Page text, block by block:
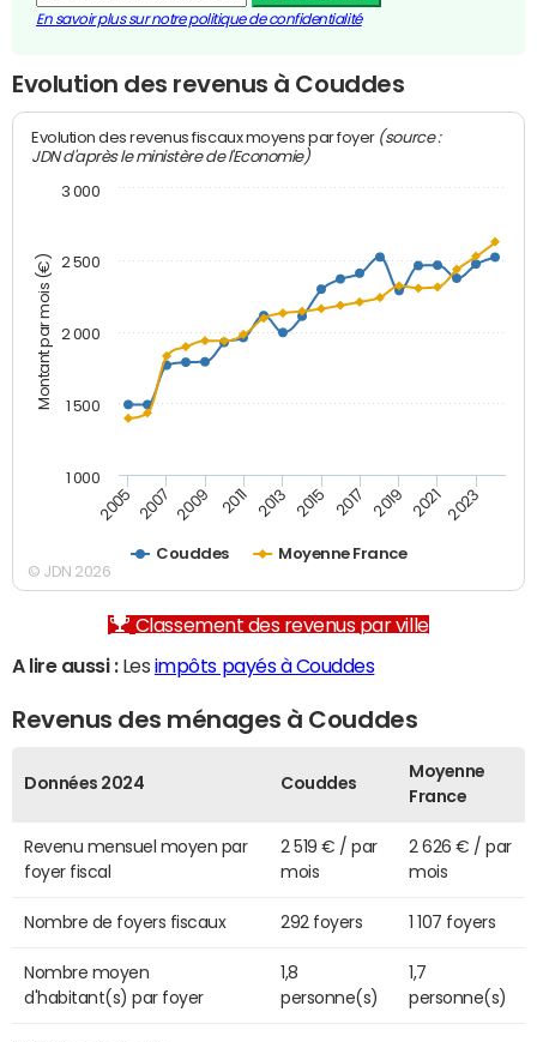
En savoir plus sur notre politique de confidentialité
Evolution des revenus à Couddes
Montant par mois (€)
Evolution des revenus fiscaux moyens par foyer (source :
JDN d'après le ministère de l'Economie)
Couddes Moyenne France
2005 2007 2009 2011 2013 2015 2017 2019 2021 2023
1 000
1 500
2 000
2 500
3 000
© JDN 2026
Classement des revenus par ville
A lire aussi :Les impôts payés à Couddes
Revenus des ménages à Couddes
Données 2024 Couddes
Moyenne
France
Revenu mensuel moyen par
foyer fiscal
2 519 € / par
mois
2 626 € / par
mois
Nombre de foyers fiscaux 292 foyers 1 107 foyers
Nombre moyen
d'habitant(s) par foyer
1,8
personne(s)
1,7
personne(s)